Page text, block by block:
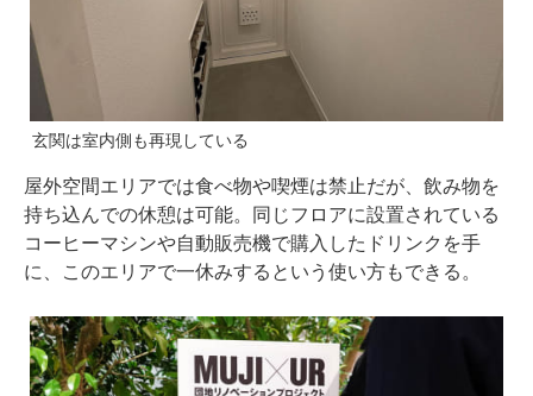
玄関は室内側も再現している
屋外空間エリアでは食べ物や喫煙は禁止だが、飲み物を
持ち込んでの休憩は可能。同じフロアに設置されている
コーヒーマシンや自動販売機で購入したドリンクを手
に、このエリアで一休みするという使い方もできる。